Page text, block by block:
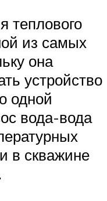
теплового
из самых
она
устройство
одной
вода-вода
в скважине